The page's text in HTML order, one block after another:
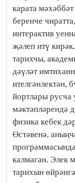
карата
беренче
интерактив
җәлеп итү
тарихчы,
дәүләт
ителгәнлектән,
йортлары русча
мәктәпләрендә
физика кебек
Өстәвенә,
калмаган. Элек
тарихын